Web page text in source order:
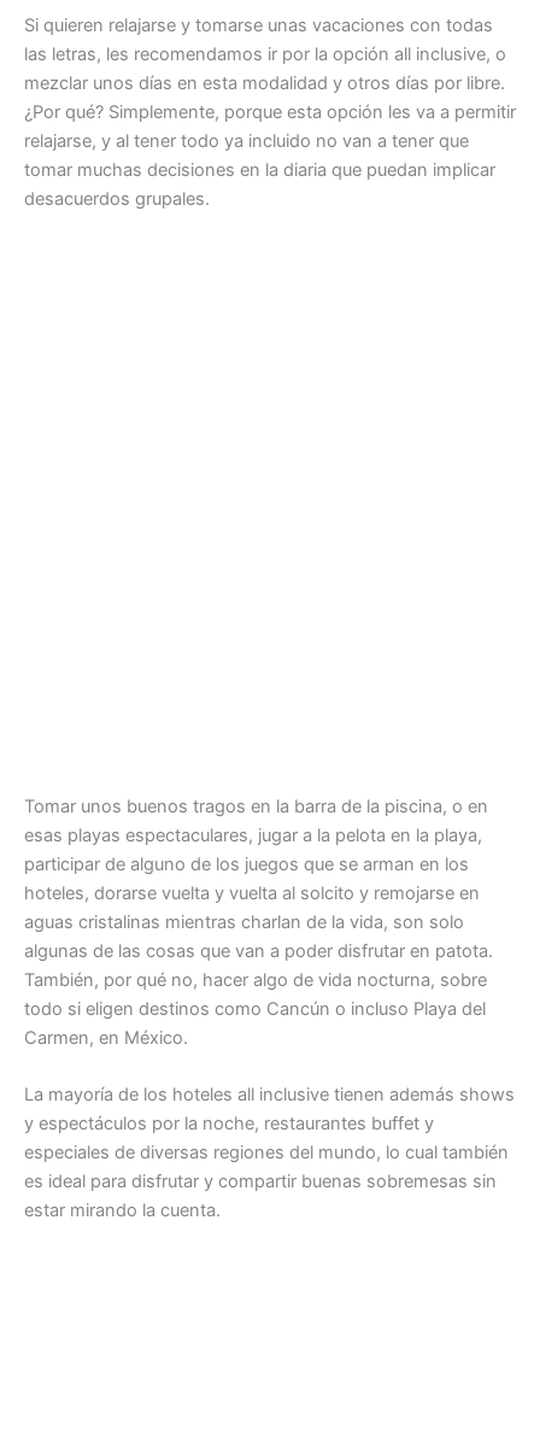
Si quieren relajarse y tomarse unas vacaciones con todas
las letras, les recomendamos ir por la opción all inclusive, o
mezclar unos días en esta modalidad y otros días por libre.
¿Por qué? Simplemente, porque esta opción les va a permitir
relajarse, y al tener todo ya incluido no van a tener que
tomar muchas decisiones en la diaria que puedan implicar
desacuerdos grupales.
Tomar unos buenos tragos en la barra de la piscina, o en
esas playas espectaculares, jugar a la pelota en la playa,
participar de alguno de los juegos que se arman en los
hoteles, dorarse vuelta y vuelta al solcito y remojarse en
aguas cristalinas mientras charlan de la vida, son solo
algunas de las cosas que van a poder disfrutar en patota.
También, por qué no, hacer algo de vida nocturna, sobre
todo si eligen destinos como Cancún o incluso Playa del
Carmen, en México.
La mayoría de los hoteles all inclusive tienen además shows
y espectáculos por la noche, restaurantes buffet y
especiales de diversas regiones del mundo, lo cual también
es ideal para disfrutar y compartir buenas sobremesas sin
estar mirando la cuenta.